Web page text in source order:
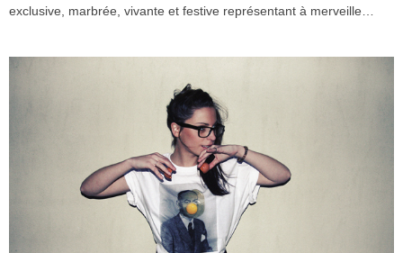
exclusive, marbrée, vivante et festive représentant à merveille…